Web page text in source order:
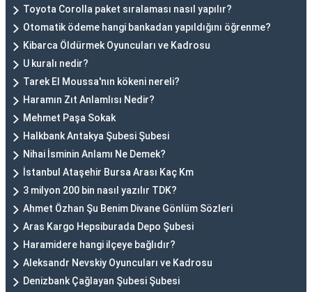
Toyota Corolla paket sıralaması nasıl yapılır?
Otomatik ödeme hangi bankadan yapıldığını öğrenme?
Kibarca Öldürmek Oyuncuları ve Kadrosu
U kuralı nedir?
Tarek El Moussa'nın kökeni nereli?
Haramın Zıt Anlamlısı Nedir?
Mehmet Paşa Sokak
Halkbank Antakya Şubesi Şubesi
Nihai İsminin Anlamı Ne Demek?
İstanbul Ataşehir Bursa Arası Kaç Km
3 milyon 200 bin nasıl yazılır TDK?
Ahmet Özhan Şu Benim Divane Gönlüm Sözleri
Aras Kargo Hepsiburada Depo Şubesi
Haramidere hangi ilçeye bağlıdır?
Aleksandr Nevskiy Oyuncuları ve Kadrosu
Denizbank Çağlayan Şubesi Şubesi